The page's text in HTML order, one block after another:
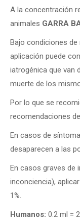
A la concentración
animales GARRA
Bajo condiciones de
aplicación puede
iatrogénica que van
muerte de los
Por lo que se
recomendaciones
En casos de
desaparecen a las
En casos graves de
inconciencia),
1%.
Humanos: 0.2 ml =